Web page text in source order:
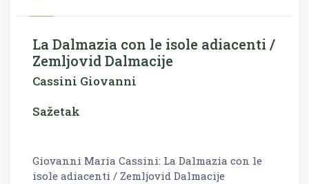
La Dalmazia con le isole adiacenti /
Zemljovid Dalmacije
Cassini Giovanni
Sažetak
Giovanni Maria Cassini: La Dalmazia con le
isole adiacenti / Zemljovid Dalmacije